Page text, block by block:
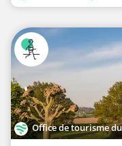
Office de tourisme